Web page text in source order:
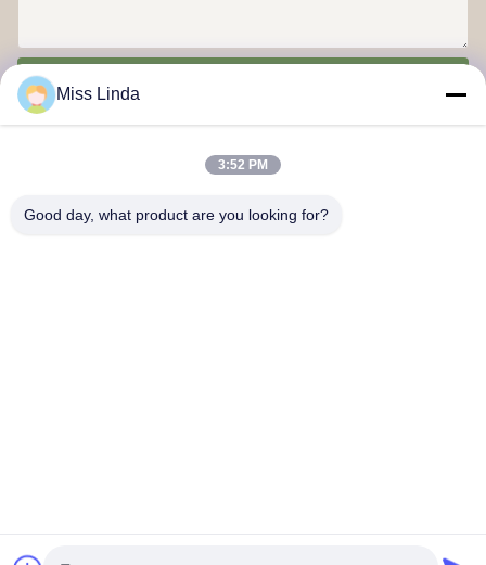
Miss Linda
3:52 PM
Good day, what product are you looking for?